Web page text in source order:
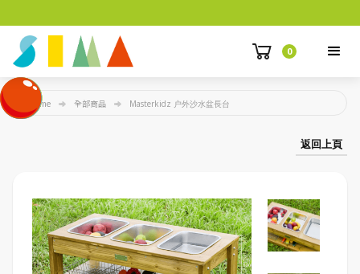
0
Home 全部商品 Masterkidz 户外沙水盆長台
返回上頁